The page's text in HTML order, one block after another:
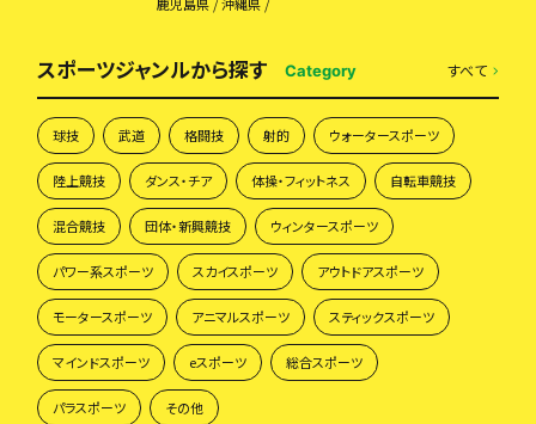
スポーツジャンルから探す Category すべて
球技 武道 格闘技 射的 ウォータースポーツ
陸上競技 ダンス・チア 体操・フィットネス 自転車競技
混合競技 団体・新興競技 ウィンタースポーツ
パワー系スポーツ スカイスポーツ アウトドアスポーツ
モータースポーツ アニマルスポーツ スティックスポーツ
マインドスポーツ eスポーツ 総合スポーツ
パラスポーツ その他